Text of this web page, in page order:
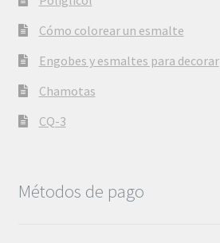
Cómo colorear un esmalte
Engobes y esmaltes para decorar
Chamotas
CQ-3
Métodos de pago